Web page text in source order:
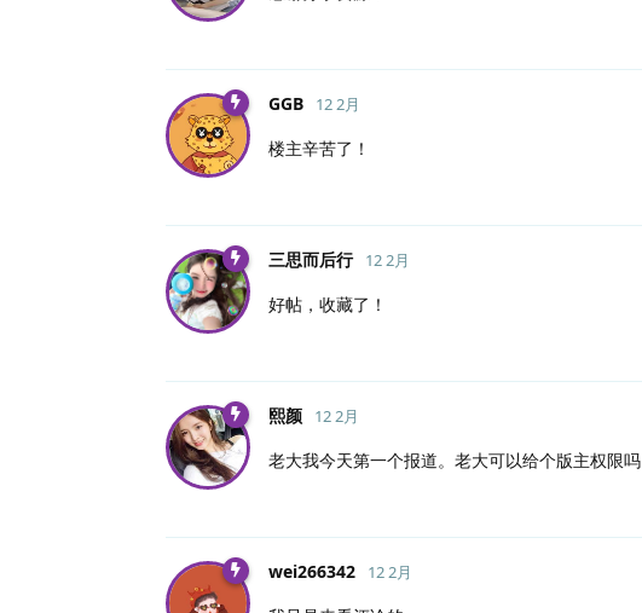
GGB 12 2月
楼主辛苦了！
三思而后行 12 2月
好帖，收藏了！
熙颜 12 2月
老大我今天第一个报道。老大可以给个版主权限吗
wei266342 12 2月